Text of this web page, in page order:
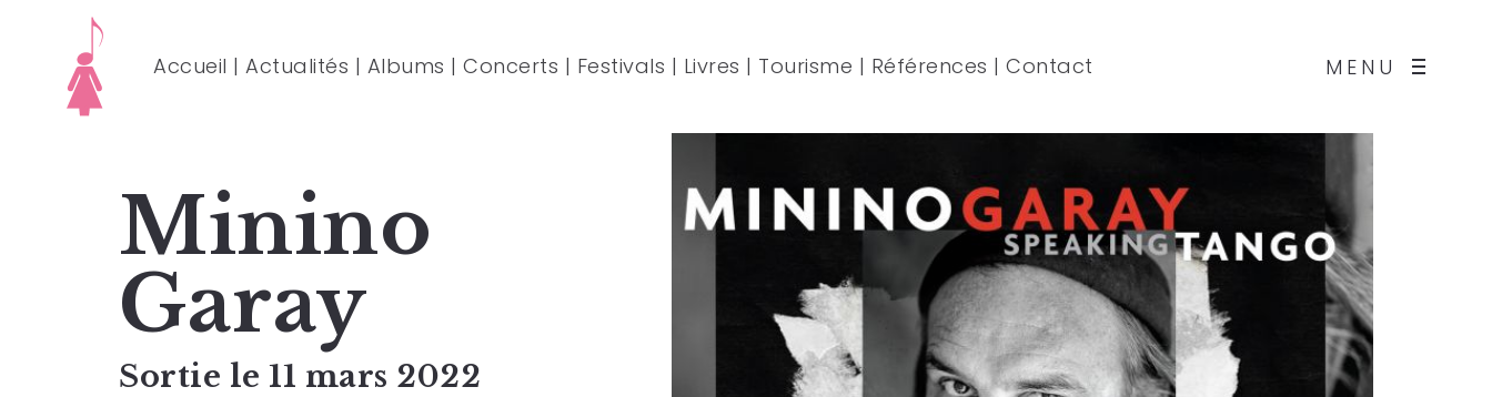
MENU
Accueil | Actualités | Albums | Concerts | Festivals | Livres | Tourisme | Références | Contact
Minino
Garay
Sortie le 11 mars 2022